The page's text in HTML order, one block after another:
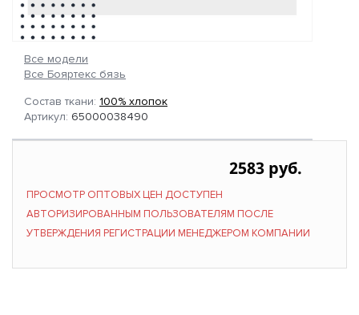
Все модели
Все Бояртекс бязь
Состав ткани: 100% хлопок
Артикул: 65000038490
2583 руб.
ПРОСМОТР ОПТОВЫХ ЦЕН ДОСТУПЕН
АВТОРИЗИРОВАННЫМ ПОЛЬЗОВАТЕЛЯМ ПОСЛЕ
УТВЕРЖДЕНИЯ РЕГИСТРАЦИИ МЕНЕДЖЕРОМ КОМПАНИИ